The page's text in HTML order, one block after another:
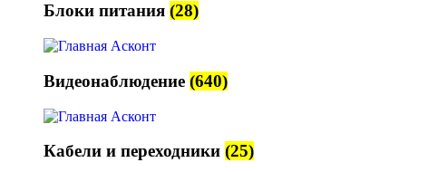
Блоки питания (28)
Видеонаблюдение (640)
Кабели и переходники (25)